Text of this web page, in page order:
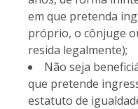
em que pretenda
próprio, o cônjuge
resida legalmente);
Não seja
que pretende
estatuto de